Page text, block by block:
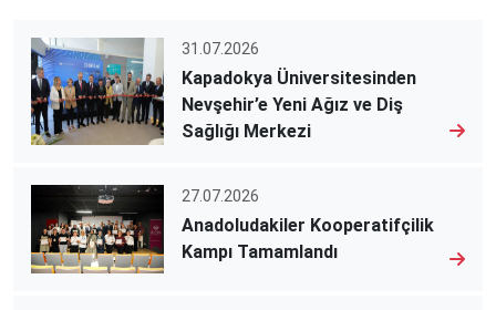
31.07.2026
Kapadokya Üniversitesinden
Nevşehir’e Yeni Ağız ve Diş
Sağlığı Merkezi
27.07.2026
Anadoludakiler Kooperatifçilik
Kampı Tamamlandı